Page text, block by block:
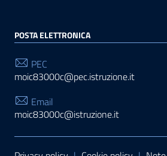
POSTA ELETTRONICA
PEC
moic83000c@pec.istruzione.it
Email
moic83000c@istruzione.it